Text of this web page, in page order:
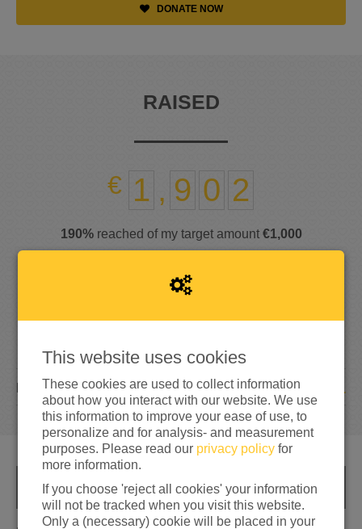
DONATE NOW
RAISED
1 , 9 0 2
190% reached of my target amount €1,000
61
DONATIONS
INFO
This website uses cookies
These cookies are used to collect information
about how you interact with our website. We use
this information to improve your ease of use, to
personalize and for analysis- and measurement
purposes. Please read our privacy policy for
more information.
If you choose 'reject all cookies' your information
will not be tracked when you visit this website.
Only a (necessary) cookie will be placed in your